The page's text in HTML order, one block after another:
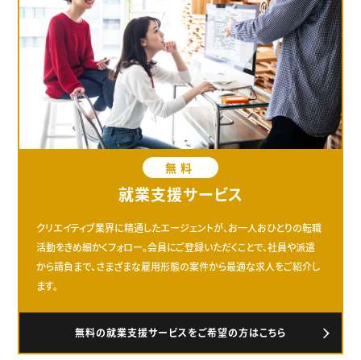
無料
就業支援サービス
クリエイティブ業界に精通したエージェントが、お一人おひとりの転職
活動をきめ細かくフォロー。会員にご登録いただくことで、社員や派遣
から請負まで、さまざまな雇用形態の案件から最適な求人をご紹介し
ます。
無料の就業支援サービスをご希望の方はこちら